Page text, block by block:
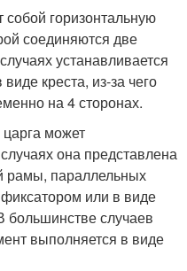
собой горизонтальную
соединяются две
устанавливается
креста, из-за чего
на 4 сторонах.
может
она представлена
рамы, параллельных
или в виде
большинстве случаев
выполняется в виде